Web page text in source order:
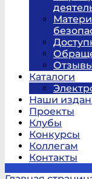
Каталоги
Наши
Проекты
Клубы
Конкурсы
Коллегам
Контакты